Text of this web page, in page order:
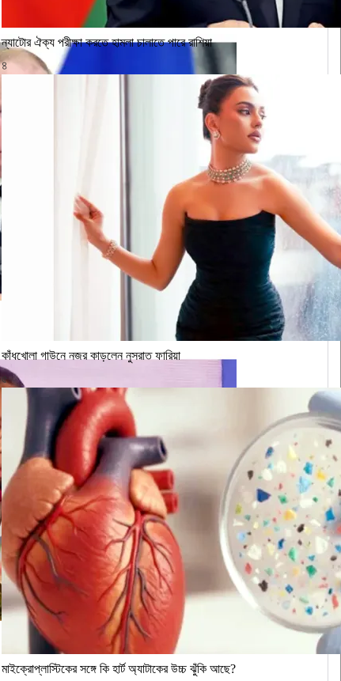
ন্যাটোর ঐক্য পরীক্ষা করতে হামলা চালাতে পারে রাশিয়া
৪
কাঁধখোলা গাউনে নজর কাড়লেন নুসরাত ফারিয়া
৫
মাইক্রোপ্লাস্টিকের সঙ্গে কি হার্ট অ্যাটাকের উচ্চ ঝুঁকি আছে?